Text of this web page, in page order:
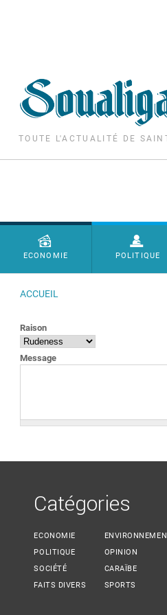
TOUTE L'ACTUALITÉ DE
Menu principal
ECONOMIE POLITIQUE
ACCUEIL
Raison
Message
Catégories
ECONOMIE
POLITIQUE
SOCIÉTÉ
FAITS DIVERS
OPINION
CARAÏBE
SPORTS